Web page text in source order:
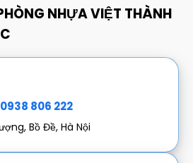
NHỰA VIỆT THÀNH
0938 806 222
Bồ Đề, Hà Nội